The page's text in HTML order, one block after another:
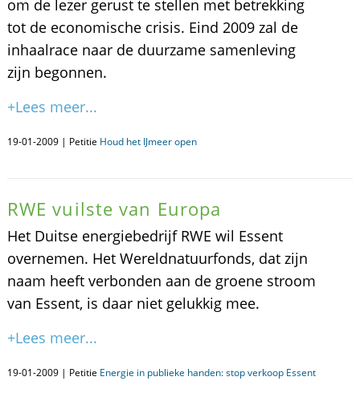
om de lezer gerust te stellen met betrekking
tot de economische crisis. Eind 2009 zal de
inhaalrace naar de duurzame samenleving
zijn begonnen.
+Lees meer...
19-01-2009 | Petitie Houd het IJmeer open
RWE vuilste van Europa
Het Duitse energiebedrijf RWE wil Essent
overnemen. Het Wereldnatuurfonds, dat zijn
naam heeft verbonden aan de groene stroom
van Essent, is daar niet gelukkig mee.
+Lees meer...
19-01-2009 | Petitie Energie in publieke handen: stop verkoop Essent